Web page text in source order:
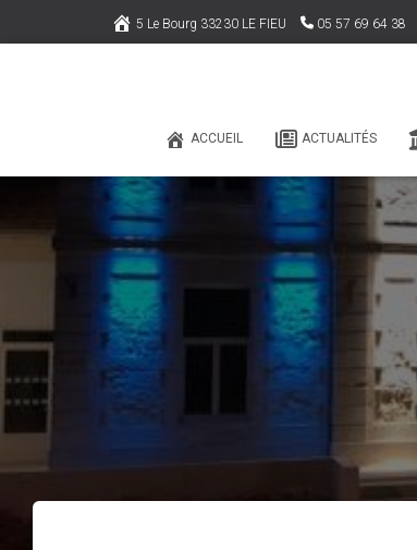
5 Le Bourg 33230 LE FIEU 05 57 69 64 38
ACCUEIL ACTUALITÉS